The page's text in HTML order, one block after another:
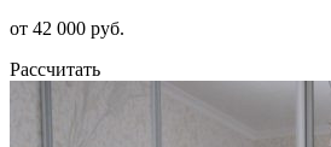
от 42 000 руб.
Рассчитать